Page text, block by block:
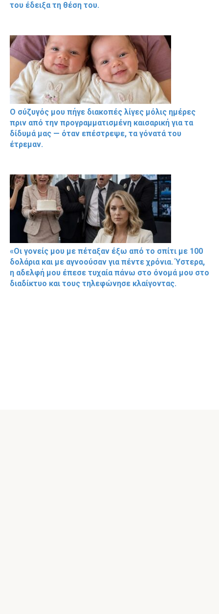
του έδειξα τη θέση του.
Ο σύζυγός μου πήγε διακοπές λίγες μόλις ημέρες
πριν από την προγραμματισμένη καισαρική για τα
δίδυμά μας — όταν επέστρεψε, τα γόνατά του
έτρεμαν.
«Οι γονείς μου με πέταξαν έξω από το σπίτι με 100
δολάρια και με αγνοούσαν για πέντε χρόνια. Ύστερα,
η αδελφή μου έπεσε τυχαία πάνω στο όνομά μου στο
διαδίκτυο και τους τηλεφώνησε κλαίγοντας.